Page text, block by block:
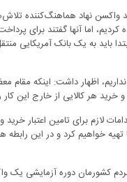
واکسن نهاد هماهنگ‌کننده
کردیم، اما آنها گفتند برای
باید به یک بانک
اظهار داشت: اینکه مقام
هر کالایی از خارج این کار
لازم برای تامین اعتبار
خواهیم کرد و در این رابطه
کشورمان دوره آزمایشی یک